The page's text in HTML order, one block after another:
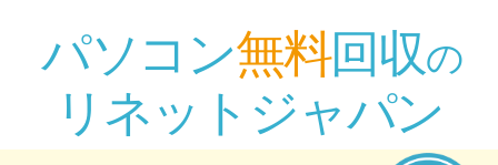
パソコン無料回収の
リネットジャパン